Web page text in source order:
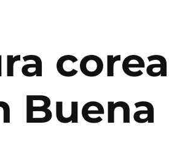
Buena